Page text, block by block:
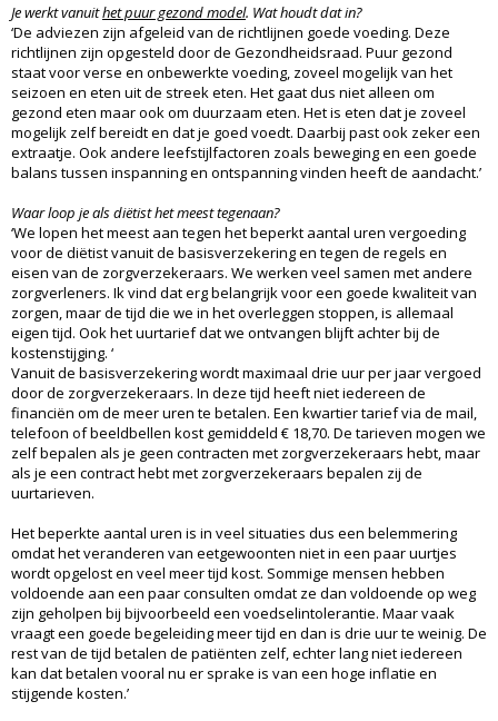
Je werkt vanuithet puur gezond model. Wat houdt dat in?
‘De adviezen zijn afgeleid van de richtlijnen goede voeding. Deze
richtlijnen zijn opgesteld door de Gezondheidsraad. Puur gezond
staat voor verse en onbewerkte voeding, zoveel mogelijk van het
seizoen en eten uit de streek eten. Het gaat dus niet alleen om
gezond eten maar ook om duurzaam eten. Het is eten dat je zoveel
mogelijk zelf bereidt en dat je goed voedt. Daarbij past ook zeker een
extraatje. Ook andere leefstijlfactoren zoals beweging en een goede
balans tussen inspanning en ontspanning vinden heeft de aandacht.’
Waar loop je als diëtist het meest tegenaan?
‘We lopen het meest aan tegen het beperkt aantal uren vergoeding
voor de diëtist vanuit de basisverzekering en tegen de regels en
eisen van de zorgverzekeraars. We werken veel samen met andere
zorgverleners. Ik vind dat erg belangrijk voor een goede kwaliteit van
zorgen, maar de tijd die we in het overleggen stoppen, is allemaal
eigen tijd. Ook het uurtarief dat we ontvangen blijft achter bij de
kostenstijging. ‘
Vanuit de basisverzekering wordt maximaal drie uur per jaar vergoed
door de zorgverzekeraars. In deze tijd heeft niet iedereen de
financiën om de meer uren te betalen. Een kwartier tarief via de mail,
telefoon of beeldbellen kost gemiddeld € 18,70. De tarieven mogen we
zelf bepalen als je geen contracten met zorgverzekeraars hebt, maar
als je een contract hebt met zorgverzekeraars bepalen zij de
uurtarieven.
Het beperkte aantal uren is in veel situaties dus een belemmering
omdat het veranderen van eetgewoonten niet in een paar uurtjes
wordt opgelost en veel meer tijd kost. Sommige mensen hebben
voldoende aan een paar consulten omdat ze dan voldoende op weg
zijn geholpen bij bijvoorbeeld een voedselintolerantie. Maar vaak
vraagt een goede begeleiding meer tijd en dan is drie uur te weinig. De
rest van de tijd betalen de patiënten zelf, echter lang niet iedereen
kan dat betalen vooral nu er sprake is van een hoge inflatie en
stijgende kosten.’